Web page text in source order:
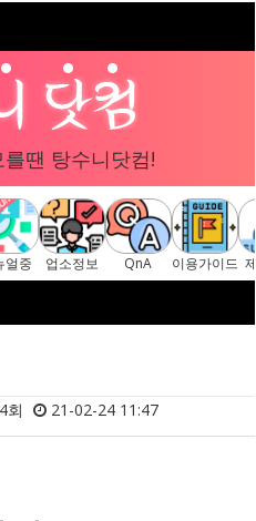
땐 탕수니닷컴!
얼중 업소정보 QnA 이용가이드
회 21-02-24 11:47